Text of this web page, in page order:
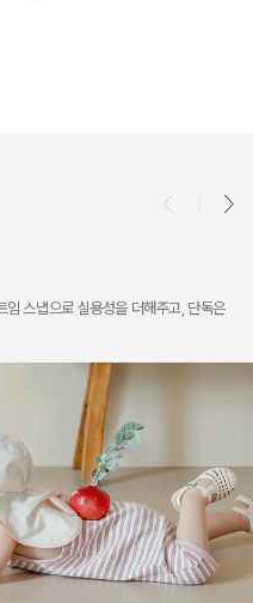
스냅으로 실용성을 더해주고, 단독은